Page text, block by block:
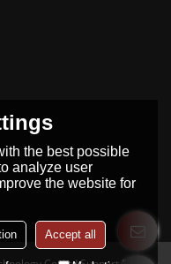
the best possible
analyze user
the website for
Accept all